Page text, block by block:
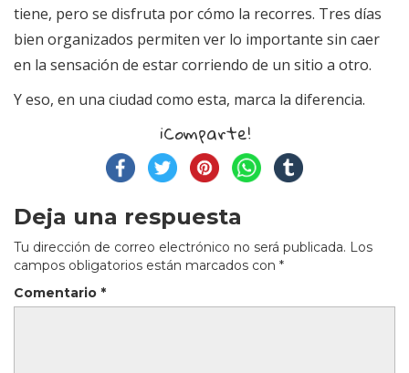
tiene, pero se disfruta por cómo la recorres. Tres días
bien organizados permiten ver lo importante sin caer
en la sensación de estar corriendo de un sitio a otro.
Y eso, en una ciudad como esta, marca la diferencia.
¡Comparte!
Deja una respuesta
Tu dirección de correo electrónico no será publicada. Los
campos obligatorios están marcados con *
Comentario *